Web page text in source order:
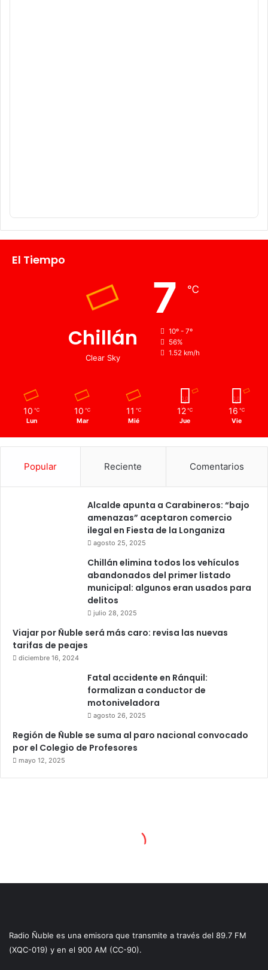
El Tiempo
Chillán
Clear Sky
7 ℃
10º - 7º
56%
1.52 km/h
10 ℃
Lun
10 ℃
Mar
11 ℃
Mié
12 ℃
Jue
16 ℃
Vie
Popular Reciente Comentarios
Alcalde apunta a Carabineros: “bajo
amenazas” aceptaron comercio
ilegal en Fiesta de la Longaniza
agosto 25, 2025
Chillán elimina todos los vehículos
abandonados del primer listado
municipal: algunos eran usados para
delitos
julio 28, 2025
Viajar por Ñuble será más caro: revisa las nuevas
tarifas de peajes
diciembre 16, 2024
Fatal accidente en Ránquil:
formalizan a conductor de
motoniveladora
agosto 26, 2025
Región de Ñuble se suma al paro nacional convocado
por el Colegio de Profesores
mayo 12, 2025
Radio Ñuble es una emisora que transmite a través del 89.7 FM
(XQC-019) y en el 900 AM (CC-90).